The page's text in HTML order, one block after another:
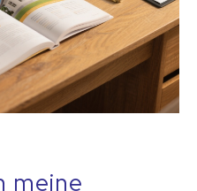
meine